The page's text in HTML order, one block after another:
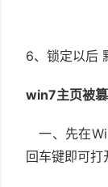
6、锁定以后
win7主页被篡
一、先在
回车键即可打